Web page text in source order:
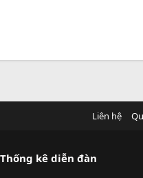
Liên hệ
Thống kê diễn đàn